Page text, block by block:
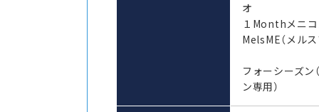
オ
１Monthメニ
MelsME（メル
フォーシーズン
ン専用）